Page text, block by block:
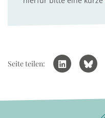
Seite teilen: